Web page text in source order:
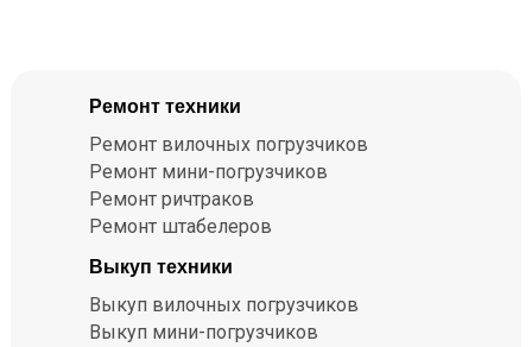
Ремонт вилочных погрузчиков
Ремонт мини-погрузчиков
Ремонт ричтраков
Ремонт штабелеров
Ремонт техники
Выкуп техники
Выкуп вилочных погрузчиков
Выкуп мини-погрузчиков